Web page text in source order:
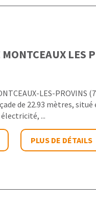
MONTCEAUX LES
LES-PROVINS
de 22.93 mètres, situé
...
PLUS DE DÉTAILS